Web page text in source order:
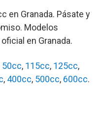
en Granada. Pásate y
Modelos
en Granada.
50cc, 115cc, 125cc,
, 400cc, 500cc, 600cc.